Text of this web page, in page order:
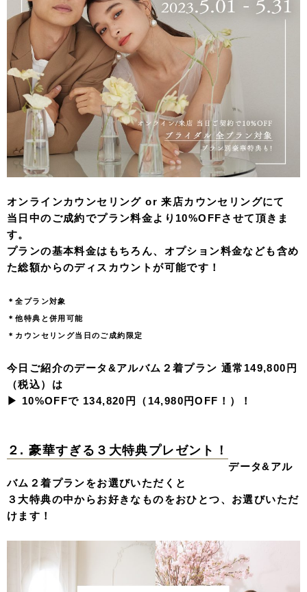
オンラインカウンセリング or 来店カウンセリングにて
当日中のご成約でプラン料金より10%OFFさせて頂きま
す。
プランの基本料金はもちろん、オプション料金なども含め
た総額からのディスカウントが可能です！
＊全プラン対象
＊他特典と併用可能
＊カウンセリング当日のご成約限定
今日ご紹介のデータ&アルバム２着プラン 通常149,800円
（税込）は
▶︎ 10%OFFで 134,820円（14,980円OFF！）！
２. 豪華すぎる３大特典プレゼント！
データ&アル
バム２着プランをお選びいただくと
３大特典の中からお好きなものをおひとつ、お選びいただ
けます！